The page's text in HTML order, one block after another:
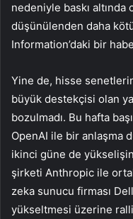
nedeniyle baskı
düşünülenden daha
Information’daki bir
Yine de, hisse
büyük destekçisi olan
bozulmadı. Bu hafta
OpenAI ile bir anlaşma
ikinci güne de
şirketi Anthropic ile
zeka sunucu firması
yükseltmesi üzerine